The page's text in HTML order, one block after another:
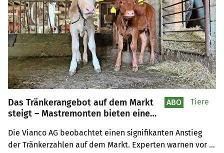
Das Tränkerangebot auf dem Markt
steigt – Mastremonten bieten eine
Die Vianco AG beobachtet einen signifikanten Anstieg
der Tränkerzahlen auf dem Markt. Experten warnen vor
ABO Tiere